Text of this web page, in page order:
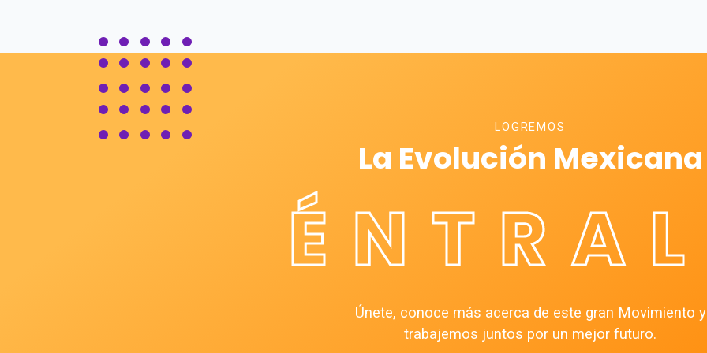
LOGREMOS
La Evolución Mexicana
Únete, conoce más acerca de este gran Movimiento y
trabajemos juntos por un mejor futuro.